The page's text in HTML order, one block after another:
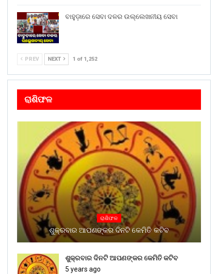
ବାହୁଡ଼ାରେ ସେବା ଦଳର ଉଲ୍ଲେଖନୀୟ ସେବା
PREV NEXT 1 of 1,252
ରାଶିଫଳ
ରାଶିଫଳ
ଶୁକ୍ରବାର ଆପଣଙ୍କର ଦିନଟି କେମିତି କଟିବ
ଶୁକ୍ରବାର ଦିନଟି ଆପଣଙ୍କର କେମିତି କଟିବ
5 years ago